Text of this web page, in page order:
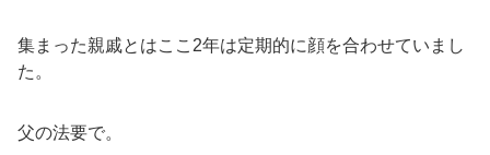
集まった親戚とはここ2年は定期的に顔を合わせていまし
た。
父の法要で。